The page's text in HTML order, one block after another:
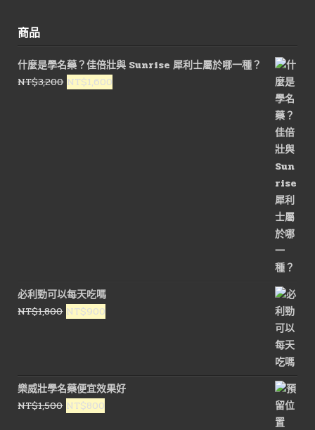
商品
什麼是學名藥？佳倍壯與 Sunrise 犀利士屬於哪一種？
NT$3,200 原
NT$1,600
必利勁可以每天吃嗎
NT$1,800 原
NT$1,800。
NT$900
NT$900。
樂威壯學名藥便宜效果好
NT$1,500 原
NT$800